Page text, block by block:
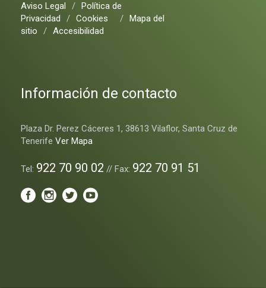
Aviso Legal / Política de
Privacidad
/ Cookies / Mapa del
sitio
/ Accesibilidad
Información de contacto
Plaza Dr. Perez Cáceres 1, 38613 Vilaflor, Santa Cruz de
Tenerife Ver Mapa
Tel: 922 70 90 02 // Fax: 922 70 91 51